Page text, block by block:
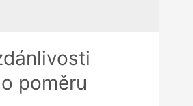
poměru